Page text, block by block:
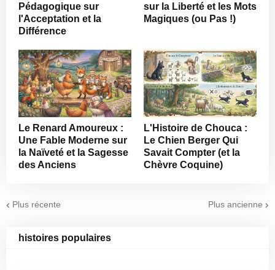
Pédagogique sur
l'Acceptation et la
Différence
sur la Liberté et les Mots
Magiques (ou Pas !)
Le Renard Amoureux :
Une Fable Moderne sur
la Naïveté et la Sagesse
des Anciens
L'Histoire de Chouca :
Le Chien Berger Qui
Savait Compter (et la
Chèvre Coquine)
Plus récente Plus ancienne
histoires populaires